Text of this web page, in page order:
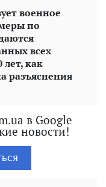
военное
по
всех
лет, как
разъяснения
в Google
новости!